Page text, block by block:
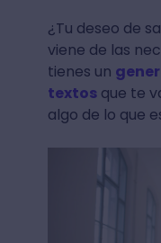
¿Tu deseo de
viene de las
tienes un
textosque te
algo de lo que